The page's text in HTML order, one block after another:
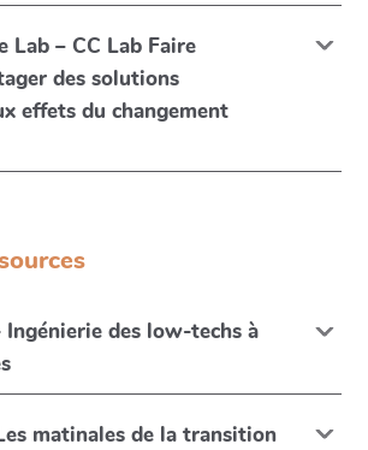
– CC Lab Faire
des solutions
effets du changement
des low-techs à
matinales de la transition